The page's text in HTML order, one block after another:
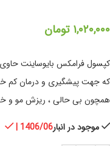
۱,۰۲۰,۰۰۰ تومان
که جهت پیشگیری و درمان کم
همچون بی حالی ، ریزش مو و
موجود در انبار| 1406/06